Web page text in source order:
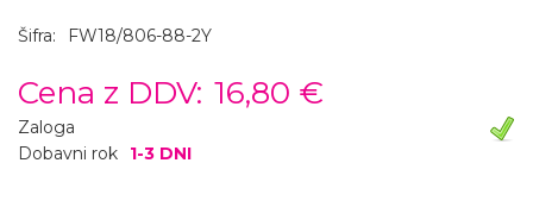
Šifra: FW18/806-88-2Y
Cena z DDV: 16,80 €
Zaloga
Dobavni rok
1-3 DNI